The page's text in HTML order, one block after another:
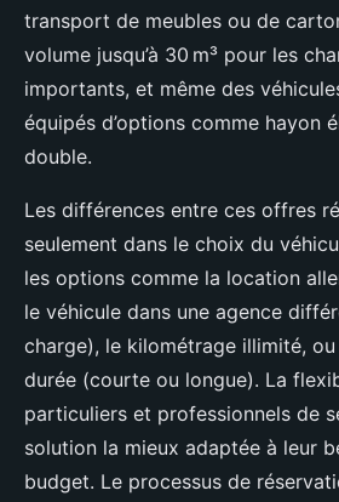
transport de meubles ou de
volume jusqu’à 30 m³ pour les
importants, et même des
équipés d’options comme hayon
double.
Les différences entre ces offres
seulement dans le choix du
les options comme la location
le véhicule dans une agence
charge), le kilométrage illimité,
durée (courte ou longue). La
particuliers et professionnels de
solution la mieux adaptée à leur
budget. Le processus de